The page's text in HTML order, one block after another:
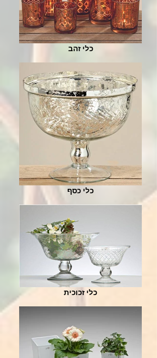
כלי זהב
כלי כסף
כלי זכוכית